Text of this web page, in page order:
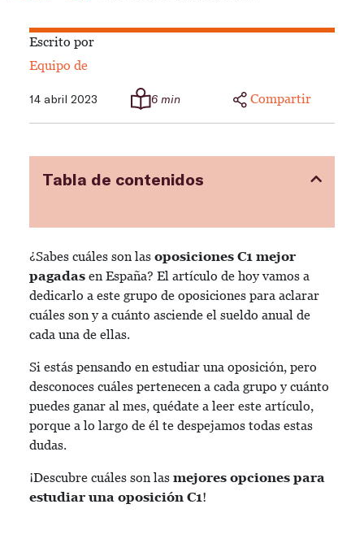
Escrito por
Equipo de
14 abril 2023 6 min Compartir
Tabla de contenidos
¿Sabes cuáles son las oposiciones C1 mejor
pagadas en España? El artículo de hoy vamos a
dedicarlo a este grupo de oposiciones para aclarar
cuáles son y a cuánto asciende el sueldo anual de
cada una de ellas.
Si estás pensando en estudiar una oposición, pero
desconoces cuáles pertenecen a cada grupo y cuánto
puedes ganar al mes, quédate a leer este artículo,
porque a lo largo de él te despejamos todas estas
dudas.
¡Descubre cuáles son las mejores opciones para
estudiar una oposición C1!